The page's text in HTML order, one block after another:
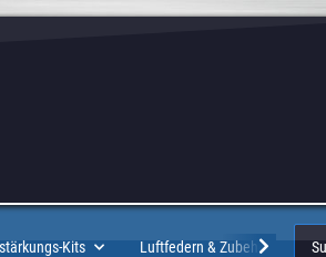
Kits Luftfedern & Zubehör